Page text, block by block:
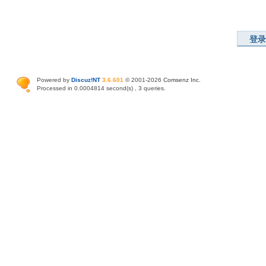
登录
Powered by Discuz!NT 3.6.601 © 2001-2026 Comsenz Inc.
Processed in 0.0004814 second(s) , 3 queries.